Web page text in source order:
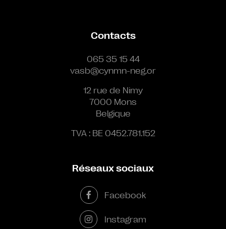
Contacts
065 35 15 44
vasb@cynmn-neg.or
12 rue de Nimy
7000 Mons
Belgique
TVA : BE 0452.781.152
Réseaux sociaux
Facebook
Instagram